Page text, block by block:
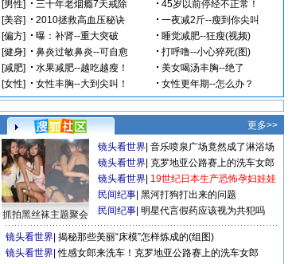
更多>>
抓拍黑丝袜主题聚会
镜头看世界 音乐喷泉广场竟然成了淋浴场
镜头看世界 克罗地亚公路赛上的洗车女郎
镜头看世界 19世纪日本生产恐怖孕妇娃娃
民间纪事 黑河打狗打出来的问题
民间纪事 明星代言假药应该视为共犯吗
镜头看世界 揭秘那些美丽“床模”怎样炼成的(组图)
镜头看世界 性感女郎来洗车！克罗地亚公路赛上的洗车女郎